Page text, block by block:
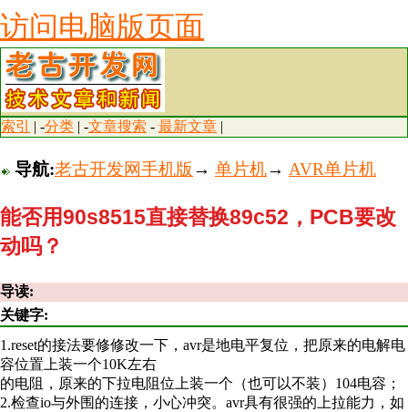
访问电脑版页面
索引 | -分类 | -文章搜索 - 最新文章 |
导航:老古开发网手机版 → 单片机→ AVR单片机
能否用90s8515直接替换89c52，PCB要改
动吗？
导读:
关键字:
1.reset的接法要修修改一下，avr是地电平复位，把原来的电解电
容位置上装一个10K左右
的电阻，原来的下拉电阻位上装一个（也可以不装）104电容；
2.检查io与外围的连接，小心冲突。avr具有很强的上拉能力，如